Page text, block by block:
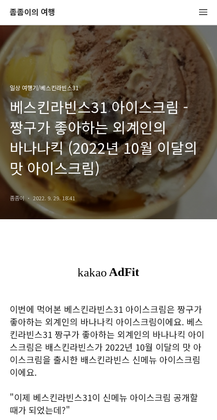
좀좀이의 여행
일상 여행기/베스킨라빈스31
베스킨라빈스31 아이스크림 -
짱구가 좋아하는 외계인의
바나나킥 (2022년 10월 이달의
맛 아이스크림)
좀좀이 2022. 9. 29. 18:41
이번에 먹어본 베스킨라빈스31 아이스크림은 짱구가
좋아하는 외계인의 바나나킥 아이스크림이에요. 베스
킨라빈스31 짱구가 좋아하는 외계인의 바나나킥 아이
스크림은 배스킨라빈스가 2022년 10월 이달의 맛 아
이스크림을 출시한 배스킨라빈스 신메뉴 아이스크림
이에요.
"이제 베스킨라빈스31이 신메뉴 아이스크림 공개할
때가 되었는데?"